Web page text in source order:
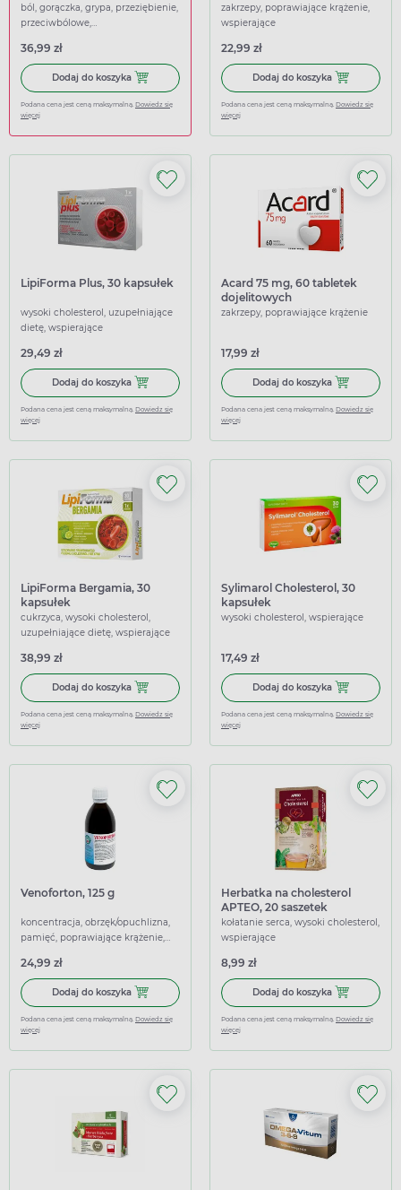
ból, gorączka, grypa, przeziębienie,
przeciwbólowe,
36,99 zł
Dodaj do koszyka Dodaj do koszyka Ibuprom Max Sprint, 40 kapsułek
Podana cena jest ceną maksymalną. Dowiedz się
więcej
zakrzepy, poprawiające krążenie,
wspierające
22,99 zł
Dodaj do koszyka Dodaj do
Podana cena jest ceną maksymalną. Dowiedz się
więcej
LipiForma Plus, 30 kapsułek
wysoki cholesterol, uzupełniające
dietę, wspierające
29,49 zł
Dodaj do koszyka Dodaj do koszyka LipiForma Plus, 30 kapsułek
Podana cena jest ceną maksymalną. Dowiedz się
więcej
Acard 75 mg, 60 tabletek
dojelitowych
zakrzepy, poprawiające krążenie
17,99 zł
Dodaj do koszyka Dodaj do
Podana cena jest ceną maksymalną. Dowiedz się
więcej
LipiForma Bergamia, 30
kapsułek
cukrzyca, wysoki cholesterol,
uzupełniające dietę, wspierające
38,99 zł
Dodaj do koszyka Dodaj do koszyka LipiForma Bergamia, 30 kapsułek
Podana cena jest ceną maksymalną. Dowiedz się
więcej
Sylimarol Cholesterol, 30
kapsułek
wysoki cholesterol, wspierające
17,49 zł
Dodaj do koszyka Dodaj do
Podana cena jest ceną maksymalną. Dowiedz się
więcej
Venoforton, 125 g
koncentracja, obrzęk/opuchlizna,
pamięć, poprawiające krążenie,
24,99 zł
Dodaj do koszyka Dodaj do koszyka Venoforton, 125 g
Podana cena jest ceną maksymalną. Dowiedz się
więcej
Herbatka na cholesterol
APTEO, 20 saszetek
kołatanie serca, wysoki cholesterol,
wspierające
8,99 zł
Dodaj do koszyka Dodaj do
Podana cena jest ceną maksymalną. Dowiedz się
więcej